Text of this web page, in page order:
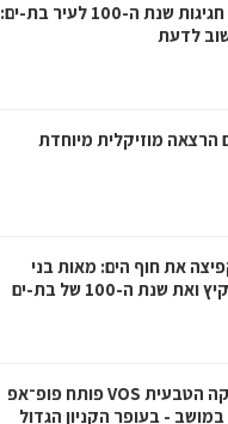
לקראת פתיחת חגיגות שנת ה-100 לעיר בת-ים:
לדעת
הרצאה מוזיקלית מיוחדת
את חוף הים: מאות בני
שנת ה-100 של בת-ים
מותג הקוסמטיקה הטבעית VOS פותח פופ־אפ
- בעופר הקניון הגדול